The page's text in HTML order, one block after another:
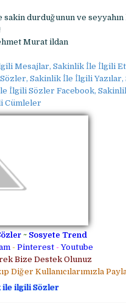
durduğunun ve seyyahın
Murat ildan
Mesajlar, Sakinlik İle İlgili
Sakinlik İle İlgili
İlgili Sözler Facebook,
Cümleler
~ Sosyete Trend
- Pinterest- Youtube
Bize Destek Olunuz
Diğer Kullanıcılarımızla
ile ilgili Sözler